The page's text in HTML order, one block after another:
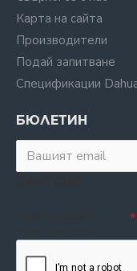
Карта на сайта
Производители
Подай запитване
Спецификации
БЮЛЕТИН